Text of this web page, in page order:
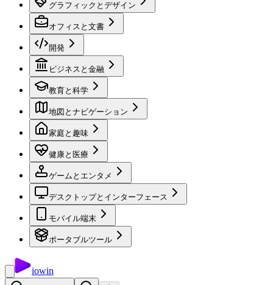
グラフィックとデザイン
オフィスと文書
開発
ビジネスと金融
教育と科学
地図とナビゲーション
家庭と趣味
健康と医療
ゲームとエンタメ
デスクトップとインターフェース
モバイル端末
ポータブルツール
iowin